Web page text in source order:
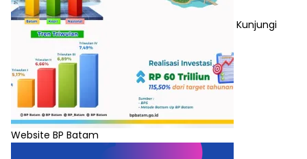
Kunjungi
Website BP Batam